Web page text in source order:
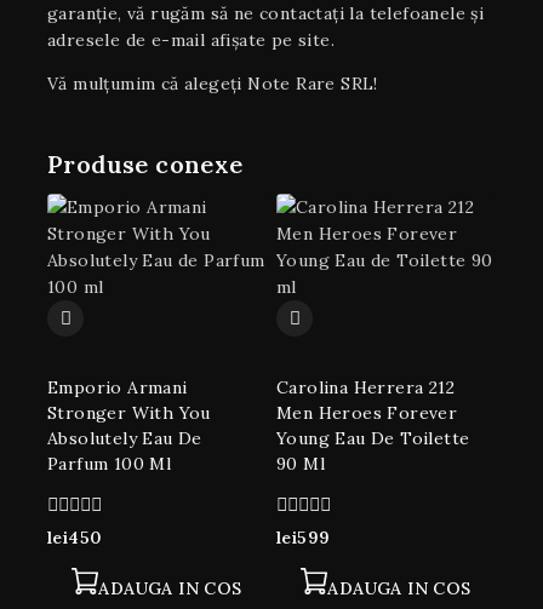
garanţie, vă rugăm să ne contactați la telefoanele și
adresele de e-mail afișate pe site.
Vă mulțumim că alegeți Note Rare SRL!
Produse conexe
Emporio Armani
Stronger With You
Absolutely Eau De
Parfum 100 Ml
0
lei450
ADAUGA IN COS
Carolina Herrera 212
Men Heroes Forever
Young Eau De Toilette
90 Ml
0
lei599
ADAUGA IN COS